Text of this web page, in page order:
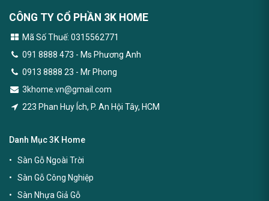
CÔNG TY CỔ PHẦN 3K HOME
Mã Số Thuế: 0315562771
091 8888 473 - Ms Phương Anh
0913 8888 23 - Mr Phong
3khome.vn@gmail.com
223 Phan Huy Ích, P. An Hội Tây, HCM
Danh Mục 3K Home
Sàn Gỗ Ngoài Trời
Sàn Gỗ Công Nghiệp
Sàn Nhựa Giả Gỗ